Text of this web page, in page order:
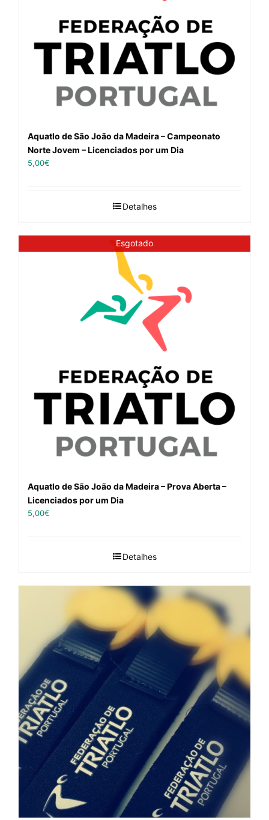
Aquatlo de São João da Madeira – Campeonato
Norte Jovem – Licenciados por um Dia
5,00€
Detalhes
Esgotado
Aquatlo de São João da Madeira – Prova Aberta –
Licenciados por um Dia
5,00€
Detalhes